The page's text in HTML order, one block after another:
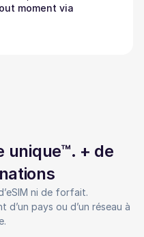
moment via
unique™. + de
ni de forfait.
d’un pays ou d’un réseau à